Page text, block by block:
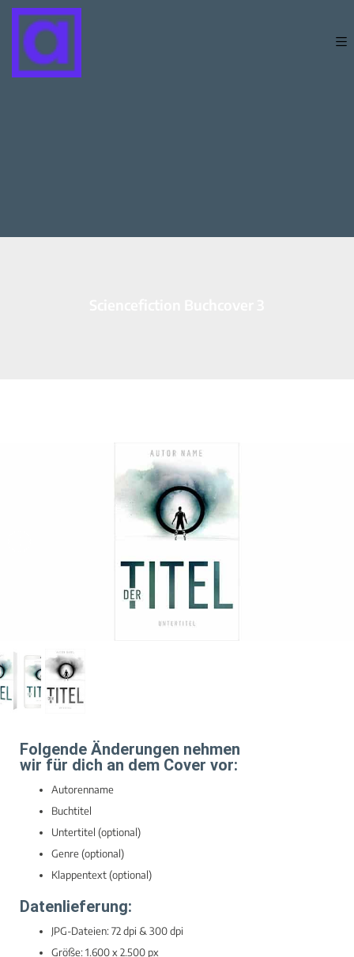
Folgende Änderungen nehmen
wir für dich an dem Cover vor:
Autorenname
Buchtitel
Untertitel (optional)
Genre (optional)
Klappentext (optional)
Datenlieferung:
JPG-Dateien: 72 dpi & 300 dpi
Größe: 1.600 x 2.500 px